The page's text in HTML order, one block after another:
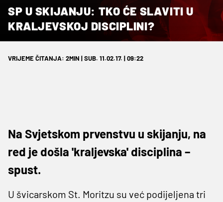
SP U SKIJANJU: TKO ĆE SLAVITI U
KRALJEVSKOJ DISCIPLINI?
VRIJEME ČITANJA: 2MIN | SUB. 11.02.17. | 09:22
Na Svjetskom prvenstvu u skijanju, na
red je došla 'kraljevska' disciplina –
spust.
U švicarskom St. Moritzu su već podijeljena tri